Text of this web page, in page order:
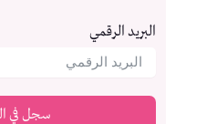
البريد الرقمي
سجل في